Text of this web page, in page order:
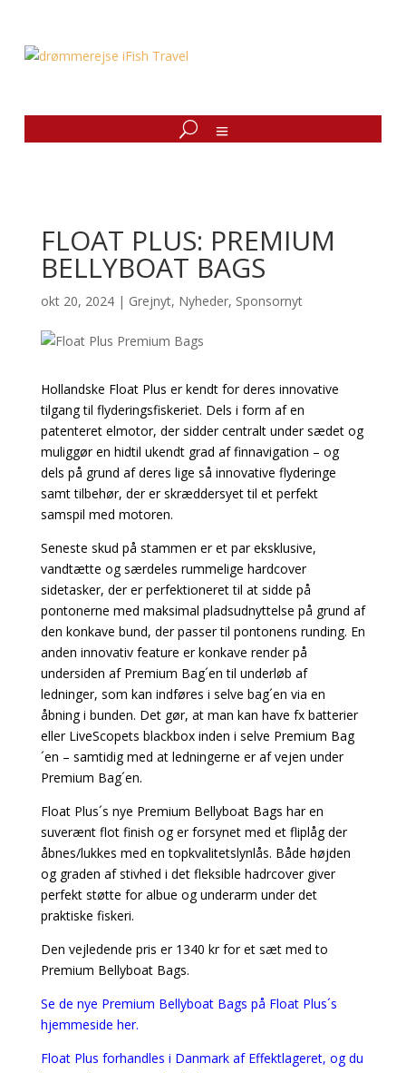
FLOAT PLUS: PREMIUM
BELLYBOAT BAGS
okt 20, 2024| Grejnyt, Nyheder, Sponsornyt
Hollandske Float Plus er kendt for deres innovative
tilgang til flyderingsfiskeriet. Dels i form af en
patenteret elmotor, der sidder centralt under sædet og
muliggør en hidtil ukendt grad af finnavigation – og
dels på grund af deres lige så innovative flyderinge
samt tilbehør, der er skræddersyet til et perfekt
samspil med motoren.
Seneste skud på stammen er et par eksklusive,
vandtætte og særdeles rummelige hardcover
sidetasker, der er perfektioneret til at sidde på
pontonerne med maksimal pladsudnyttelse på grund af
den konkave bund, der passer til pontonens runding. En
anden innovativ feature er konkave render på
undersiden af Premium Bag´en til underløb af
ledninger, som kan indføres i selve bag´en via en
åbning i bunden. Det gør, at man kan have fx batterier
eller LiveScopets blackbox inden i selve Premium Bag
´en – samtidig med at ledningerne er af vejen under
Premium Bag´en.
Float Plus´s nye Premium Bellyboat Bags har en
suverænt flot finish og er forsynet med et fliplåg der
åbnes/lukkes med en topkvalitetslynlås. Både højden
og graden af stivhed i det fleksible hadrcover giver
perfekt støtte for albue og underarm under det
praktiske fiskeri.
Den vejledende pris er 1340 kr for et sæt med to
Premium Bellyboat Bags.
Se de nye Premium Bellyboat Bags på Float Plus´s
hjemmeside her.
Float Plus forhandles i Danmark af Effektlageret, og du